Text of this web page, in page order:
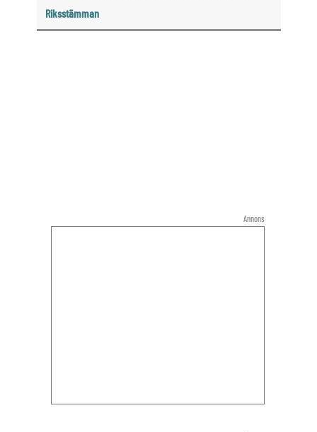
årets hedersmedalj från Svenska
Tandläkaresällskapet.
Riksstämman
Annons